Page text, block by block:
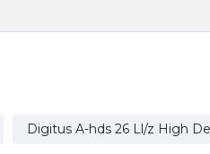
Digitus A-hds 26 Ll/z High